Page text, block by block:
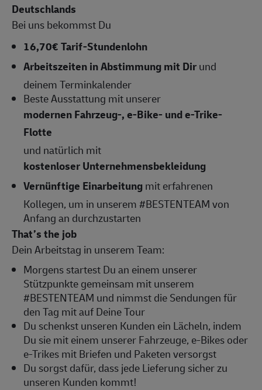
Deutschlands
Bei uns bekommst Du
16,70€ Tarif-Stundenlohn
Arbeitszeitenin Abstimmung mit Dirund
deinem Terminkalender
Beste Ausstattung mit unserer
modernen Fahrzeug-, e-Bike- und e-Trike-
Flotte
und natürlich mit
kostenloser Unternehmensbekleidung
Vernünftige Einarbeitungmit erfahrenen
Kollegen, um in unserem #BESTENTEAM von
Anfang an durchzustarten
That’s the job
Dein Arbeitstag in unserem Team:
Morgens startest Du an einem unserer
Stützpunkte gemeinsam mit unserem
#BESTENTEAM und nimmst die Sendungen für
den Tag mit auf Deine Tour
Du schenkst unseren Kunden ein Lächeln, indem
Du sie mit einem unserer Fahrzeuge, e-Bikes oder
e-Trikes mit Briefen und Paketen versorgst
Du sorgst dafür, dass jede Lieferung sicher zu
unseren Kunden kommt!